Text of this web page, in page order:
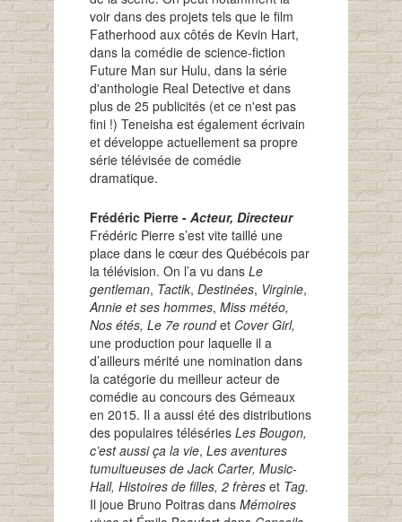
voir dans des projets tels que le film
Fatherhood aux côtés de Kevin Hart,
dans la comédie de science-fiction
Future Man sur Hulu, dans la série
d'anthologie Real Detective et dans
plus de 25 publicités (et ce n'est pas
fini !) Teneisha est également écrivain
et développe actuellement sa propre
série télévisée de comédie
dramatique.
Frédéric Pierre - Acteur, Directeur
Frédéric Pierre s’est vite taillé une
place dans le cœur des Québécois par
la télévision. On l’a vu dans Le
gentleman, Tactik, Destinées, Virginie,
Annie et ses hommes, Miss météo,
Nos étés, Le 7e roundet Cover Girl,
une production pour laquelle il a
d’ailleurs mérité une nomination dans
la catégorie du meilleur acteur de
comédie au concours des Gémeaux
en 2015. Il a aussi été des distributions
des populaires téléséries Les Bougon,
c’est aussi ça la vie, Les aventures
tumultueuses de Jack Carter, Music-
Hall, Histoires de filles, 2 frèreset Tag.
Il joue Bruno Poitras dans Mémoires